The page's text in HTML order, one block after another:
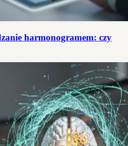
harmonogramem: czy